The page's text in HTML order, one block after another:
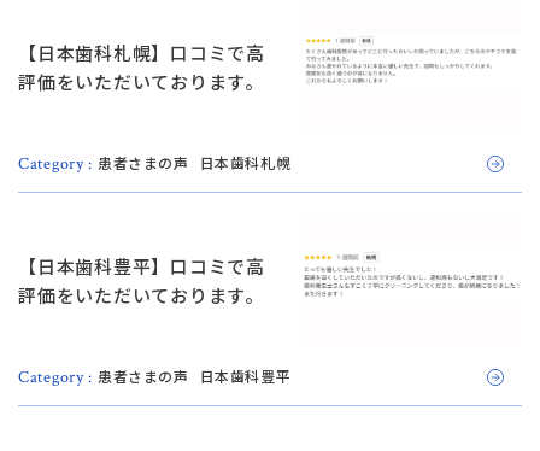
日本歯科静岡
052-433-2050
月火水金土 10:00〜13:30 /
14:30〜18:00
静岡歯科
日本歯科静岡
日本歯科名古屋
静岡歯科
【日本歯科札幌】口コミで高
評価をいただいております。
Category : 患者さまの声 日本歯科札幌
【日本歯科豊平】口コミで高
評価をいただいております。
Category : 患者さまの声 日本歯科豊平